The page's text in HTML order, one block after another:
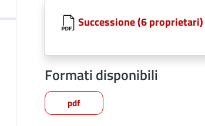
Successione (6 proprietari)
Formati disponibili
pdf